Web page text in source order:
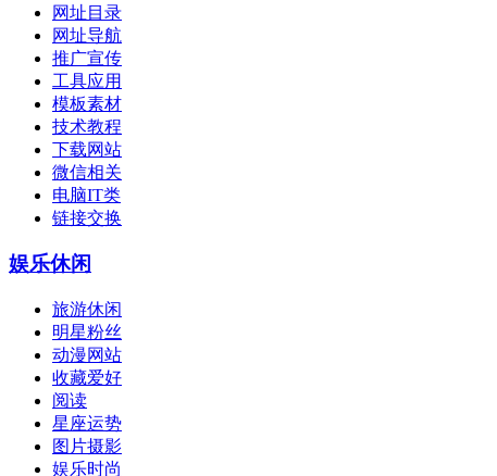
网址目录
网址导航
推广宣传
工具应用
模板素材
技术教程
下载网站
微信相关
电脑IT类
链接交换
娱乐休闲
旅游休闲
明星粉丝
动漫网站
收藏爱好
阅读
星座运势
图片摄影
娱乐时尚